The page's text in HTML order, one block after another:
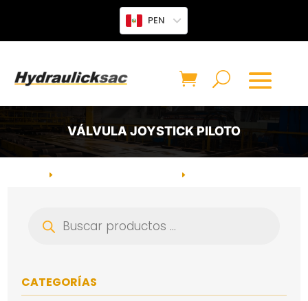
PEN
VÁLVULA JOYSTICK PILOTO
E E
productos
CATEGORÍAS